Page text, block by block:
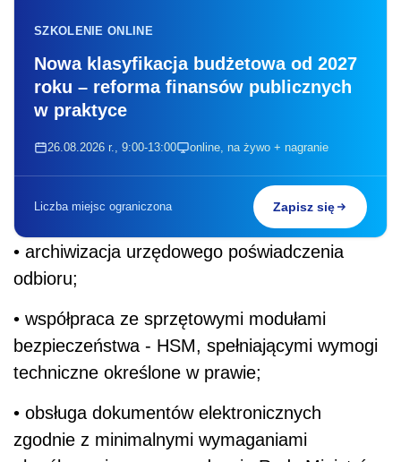
SZKOLENIE ONLINE
Nowa klasyfikacja budżetowa od 2027
roku – reforma finansów publicznych
w praktyce
26.08.2026 r., 9:00-13:00 online, na żywo + nagranie
Liczba miejsc ograniczona Zapisz się
• archiwizacja urzędowego poświadczenia
odbioru;
• współpraca ze sprzętowymi modułami
bezpieczeństwa - HSM, spełniającymi wymogi
techniczne określone w prawie;
• obsługa dokumentów elektronicznych
zgodnie z minimalnymi wymaganiami